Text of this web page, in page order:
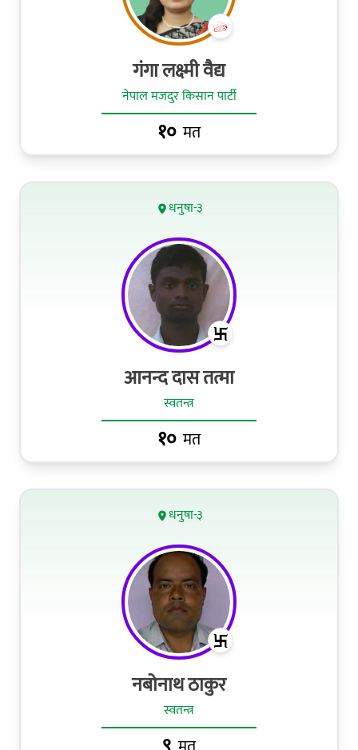
गंगा लक्ष्मी वैद्य
नेपाल मजदुर किसान पार्टी
१० मत
धनुषा-३
आनन्द दास तत्मा
स्वतन्त्र
१० मत
धनुषा-३
नबोनाथ ठाकुर
स्वतन्त्र